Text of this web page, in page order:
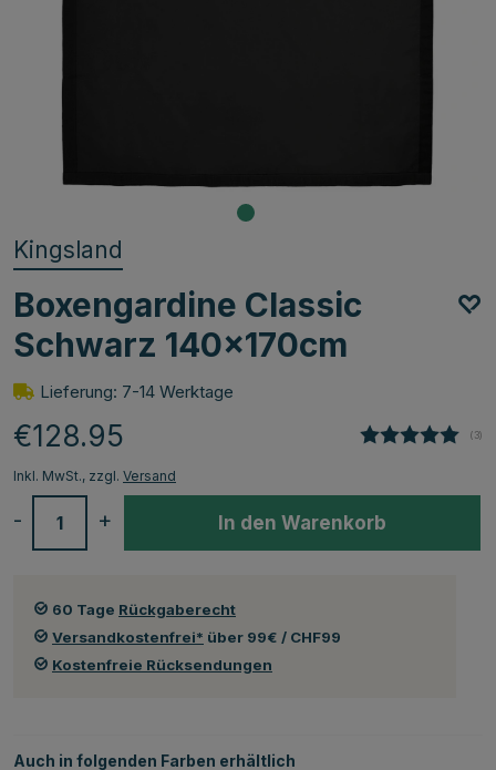
Kingsland
Boxengardine Classic
Schwarz 140x170cm
Lieferung: 7-14 Werktage
€128.95 (3)
Inkl. MwSt., zzgl. Versand
+
- In den Warenkorb
60 Tage Rückgaberecht
Versandkostenfrei* über 99€ / CHF99
Kostenfreie Rücksendungen
Auch in folgenden Farben erhältlich